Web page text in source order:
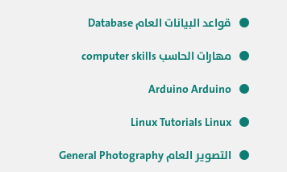
قواعد البيانات العام Database
مهارات الحاسب computer skills
Arduino Arduino
Linux Tutorials Linux
التصوير العام General Photography